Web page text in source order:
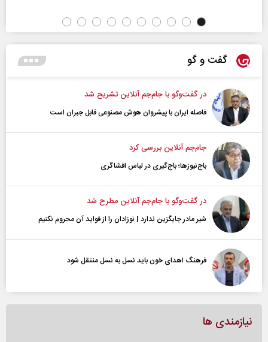
گفت و گو
در گفت‌و‌گو با جام‌جم آنلاین تشریح شد
فاصله ایران با پیشرو‌ان هوش مصنوعی قابل جبران است
جام‌جم آنلاین بررسی کرد
باج‌نیوزها؛ باج‌گیری در لباس افشاگری
در گفت‌و‌گو با جام‌جم آنلاین مطرح شد
شیر مادر جایگزین ندارد | نوزادان را از فواید آن محروم نکنیم
فرهنگ اهدای خون باید نسل به نسل منتقل شود
نیازمندی ها